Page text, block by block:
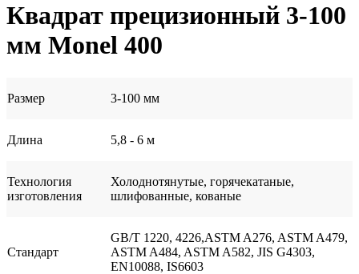
Квадрат прецизионный 3-100
мм Monel 400
Размер 3-100 мм
Длина 5,8 - 6 м
Технология
изготовления
Холоднотянутые, горячекатаные,
шлифованные, кованые
Стандарт
GB/T 1220, 4226,ASTM A276, ASTM A479,
ASTM A484, ASTM A582, JIS G4303,
EN10088, IS6603